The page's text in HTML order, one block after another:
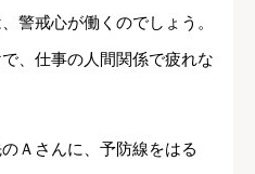
警戒心が働くのでしょう。
、仕事の人間関係で疲れな
Ａさんに、予防線をはる